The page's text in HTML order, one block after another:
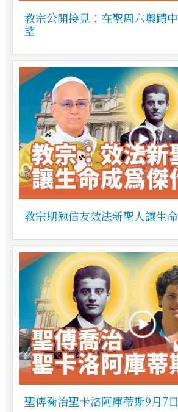
教宗公開接見：在聖周六奧蹟
望
教宗期勉信友效法新聖人讓生
聖傅喬治聖卡洛阿庫蒂斯9月7